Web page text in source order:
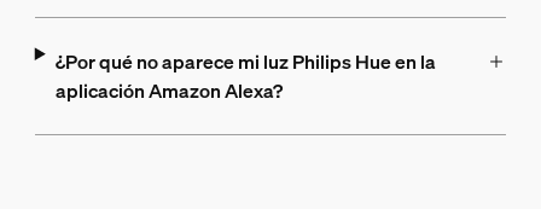
¿Por qué no aparece mi luz Philips Hue en la
aplicación Amazon Alexa?